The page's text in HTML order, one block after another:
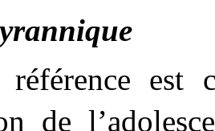
référence
de